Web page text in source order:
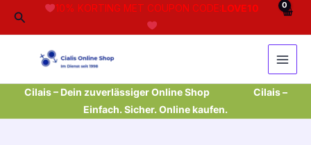
Rechercher10% KORTING MET COUPON CODE:LOVE10
Cilais – Dein zuverlässiger Online Shop Cilais –
Einfach. Sicher. Online kaufen.